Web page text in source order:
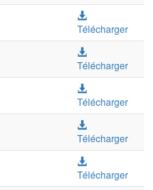
Télécharger
Télécharger
Télécharger
Télécharger
Télécharger